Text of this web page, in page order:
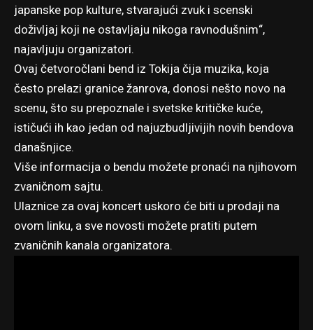
japanske pop kulture, stvarajući zvuk i scenski
doživljaj koji ne ostavljaju nikoga ravnodušnim“,
najavljuju organizatori.
Ovaj četvoročlani bend iz Tokija čija muzika, koja
često prelazi granice žanrova, donosi nešto novo na
scenu, što su prepoznale i svetske kritičke kuće,
ističući ih kao jedan od najuzbudljivijih novih bendova
današnjice.
Više informacija o bendu možete pronaći na njihovom
zvaničnom sajtu.
Ulaznice za ovaj koncert uskoro će biti u prodaji na
ovom linku, a sve novosti možete pratiti putem
zvaničnih kanala organizatora.